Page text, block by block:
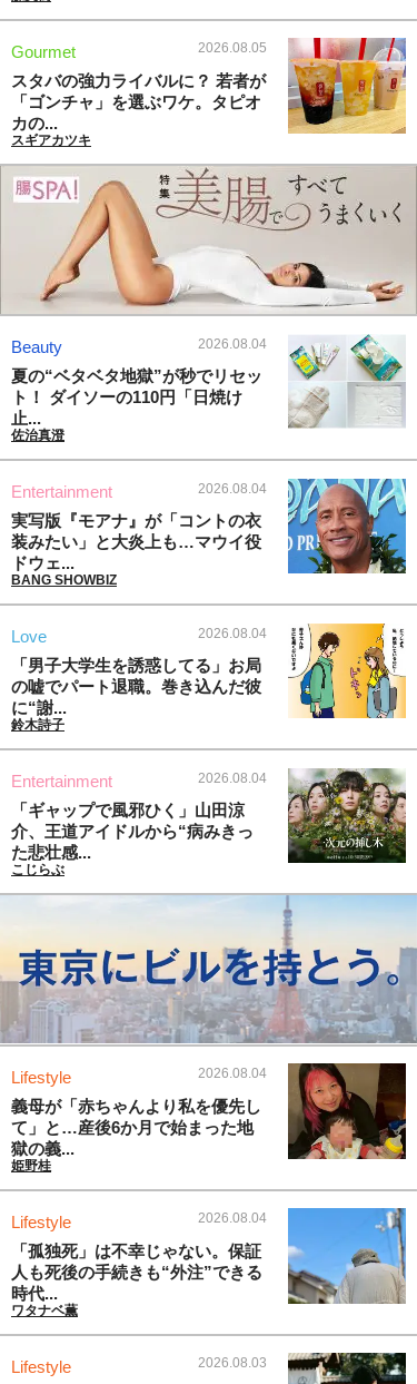
Gourmet 2026.08.05
スタバの強力ライバルに？ 若者が
「ゴンチャ」を選ぶワケ。タピオ
カの...
スギアカツキ
Beauty 2026.08.04
夏の“ベタベタ地獄”が秒でリセッ
ト！ ダイソーの110円「日焼け
止...
佐治真澄
Entertainment 2026.08.04
実写版『モアナ』が「コントの衣
装みたい」と大炎上も…マウイ役
ドウェ...
BANG SHOWBIZ
Love 2026.08.04
「男子大学生を誘惑してる」お局
の嘘でパート退職。巻き込んだ彼
に“謝...
鈴木詩子
Entertainment 2026.08.04
「ギャップで風邪ひく」山田涼
介、王道アイドルから“病みきっ
た悲壮感...
こじらぶ
Lifestyle 2026.08.04
義母が「赤ちゃんより私を優先し
て」と…産後6か月で始まった地
獄の義...
姫野桂
Lifestyle 2026.08.04
「孤独死」は不幸じゃない。保証
人も死後の手続きも“外注”できる
時代...
ワタナベ薫
Lifestyle 2026.08.03